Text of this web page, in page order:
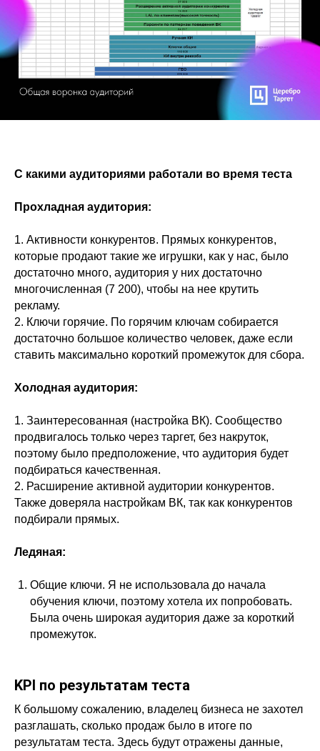
С какими аудиториями работали во время теста
Прохладная аудитория:
1. Активности конкурентов. Прямых конкурентов,
которые продают такие же игрушки, как у нас, было
достаточно много, аудитория у них достаточно
многочисленная (7 200), чтобы на нее крутить
рекламу.
2. Ключи горячие. По горячим ключам собирается
достаточно большое количество человек, даже если
ставить максимально короткий промежуток для сбора.
Холодная аудитория:
1. Заинтересованная (настройка ВК). Сообщество
продвигалось только через таргет, без накруток,
поэтому было предположение, что аудитория будет
подбираться качественная.
2. Расширение активной аудитории конкурентов.
Также доверяла настройкам ВК, так как конкурентов
подбирали прямых.
Ледяная:
Общие ключи. Я не использовала до начала
обучения ключи, поэтому хотела их попробовать.
Была очень широкая аудитория даже за короткий
промежуток.
KPI по результатам теста
К большому сожалению, владелец бизнеса не захотел
разглашать, сколько продаж было в итоге по
результатам теста. Здесь будут отражены данные,